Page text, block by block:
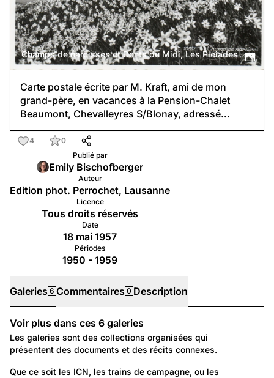
Champs de narcisses et Dents du Midi, Les Pléiades
Carte postale écrite par M. Kraft, ami de mon
grand-père, en vacances à la Pension-Chalet
Beaumont, Chevalleyres S/Blonay, adressé…
4
0
Publié par
Emily Bischofberger
Auteur
Edition phot. Perrochet, Lausanne
Licence
Tous droits réservés
Date
18 mai 1957
Périodes
1950 - 1959
Galeries 6 Commentaires 0 Description
Galeries
Voir plus dans ces 6 galeries
Les galeries sont des collections organisées qui
présentent des documents et des récits connexes.
Travail et Economie: Entreprises
Que ce soit les ICN, les trains de campagne, ou les